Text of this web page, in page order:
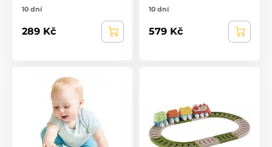
10 dní
289 Kč
10 dní
579 Kč